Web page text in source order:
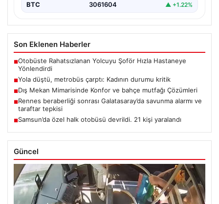
BTC 3061604 ▲ +1.22%
Son Eklenen Haberler
■Otobüste Rahatsızlanan Yolcuyu Şoför Hızla Hastaneye
Yönlendirdi
■Yola düştü, metrobüs çarptı: Kadının durumu kritik
■Dış Mekan Mimarisinde Konfor ve bahçe mutfağı Çözümleri
■Rennes beraberliği sonrası Galatasaray’da savunma alarmı ve
taraftar tepkisi
■Samsun’da özel halk otobüsü devrildi. 21 kişi yaralandı
Güncel